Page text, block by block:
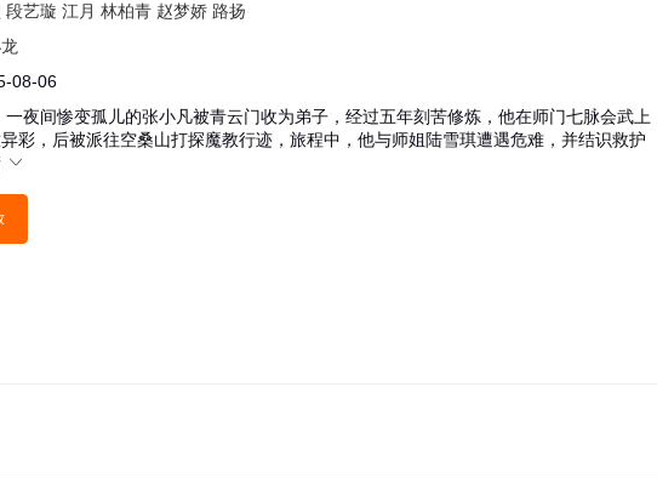
段艺璇 江月 林柏青 赵梦娇 路扬
08-06
间惨变孤儿的张小凡被青云门收为弟子，经过五年刻苦修炼，他在师门七脉会武上
彩，后被派往空桑山打探魔教行迹，旅程中，他与师姐陆雪琪遭遇危难，并结识救护